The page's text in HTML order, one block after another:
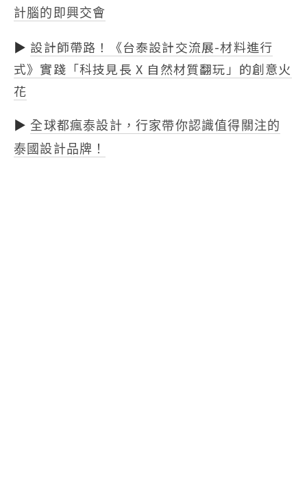
計腦的即興交會
▶ 設計師帶路！《台泰設計交流展-材料進行
式》實踐「科技見長 X 自然材質翻玩」的創意火
花
▶ 全球都瘋泰設計，行家帶你認識值得關注的
泰國設計品牌！